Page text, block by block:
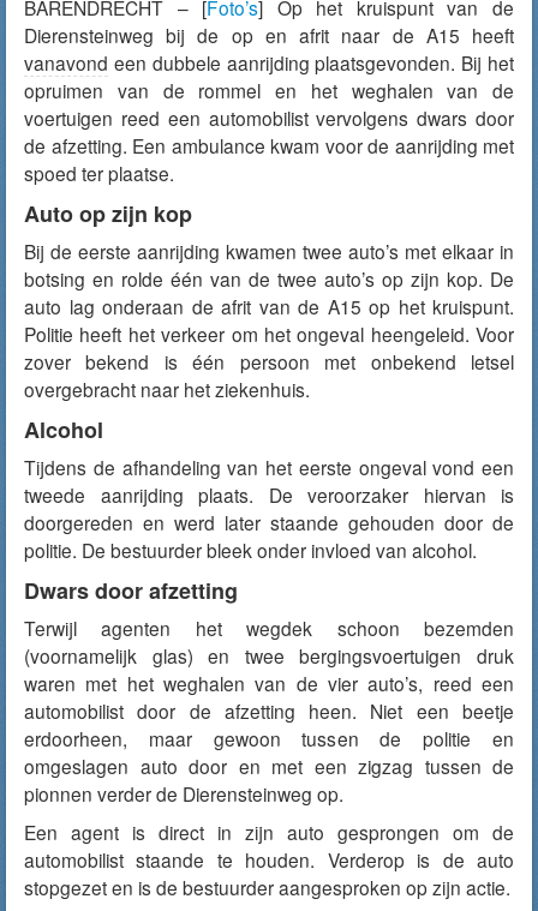
BARENDRECHT – [Foto’s] Op het kruispunt van de
Dierensteinweg bij de op en afrit naar de A15 heeft
vanavond een dubbele aanrijding plaatsgevonden. Bij het
opruimen van de rommel en het weghalen van de
voertuigen reed een automobilist vervolgens dwars door
de afzetting. Een ambulance kwam voor de aanrijding met
spoed ter plaatse.
Auto op zijn kop
Bij de eerste aanrijding kwamen twee auto’s met elkaar in
botsing en rolde één van de twee auto’s op zijn kop. De
auto lag onderaan de afrit van de A15 op het kruispunt.
Politie heeft het verkeer om het ongeval heengeleid. Voor
zover bekend is één persoon met onbekend letsel
overgebracht naar het ziekenhuis.
Alcohol
Tijdens de afhandeling van het eerste ongeval vond een
tweede aanrijding plaats. De veroorzaker hiervan is
doorgereden en werd later staande gehouden door de
politie. De bestuurder bleek onder invloed van alcohol.
Dwars door afzetting
Terwijl agenten het wegdek schoon bezemden
(voornamelijk glas) en twee bergingsvoertuigen druk
waren met het weghalen van de vier auto’s, reed een
automobilist door de afzetting heen. Niet een beetje
erdoorheen, maar gewoon tussen de politie en
omgeslagen auto door en met een zigzag tussen de
pionnen verder de Dierensteinweg op.
Een agent is direct in zijn auto gesprongen om de
automobilist staande te houden. Verderop is de auto
stopgezet en is de bestuurder aangesproken op zijn actie.